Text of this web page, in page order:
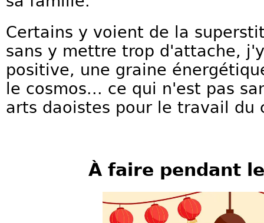
Certains y voient de la
sans y mettre trop d'attache,
positive, une graine
le cosmos... ce qui n'est pas
arts daoistes pour le travail du
À faire pendant